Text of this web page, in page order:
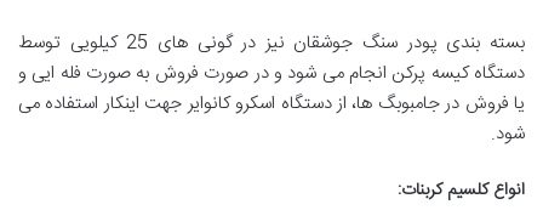
بسته بندی پودر سنگ جوشقان نیز در گونی های 25 کیلویی توسط
دستگاه کیسه پرکن انجام می شود و در صورت فروش به صورت فله ایی و
یا فروش در جامبوبگ ها، از دستگاه اسکرو کانوایر جهت اینکار استفاده می
شود.
انواع کلسیم کربنات: